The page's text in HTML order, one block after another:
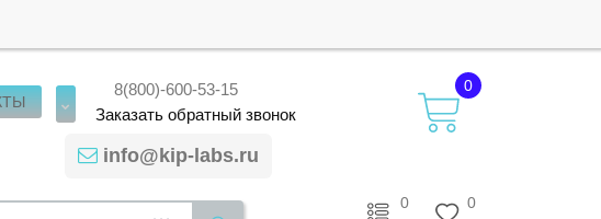
8(800)-600-53-15
Заказатьобратныйзвонок
info@kip-labs.ru
0
0
0